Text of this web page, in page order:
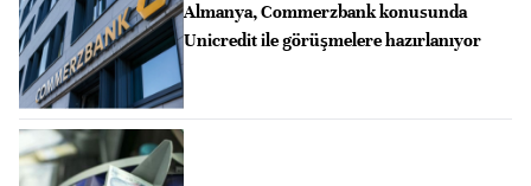
Almanya, Commerzbank konusunda
Unicredit ile görüşmelere hazırlanıyor